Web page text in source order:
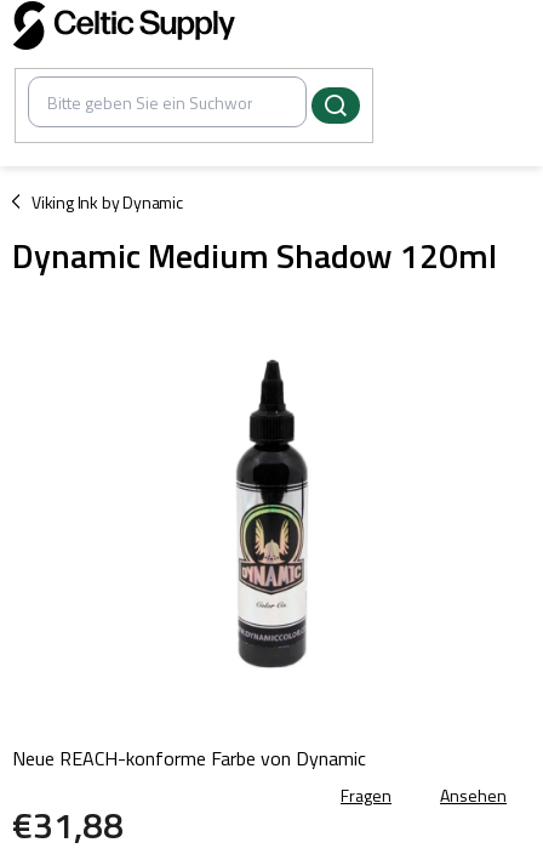
Zum
Inhalt
springen
Viking Ink by Dynamic
/
Dynamic Medium Shadow 120ml
€31,88
Neue REACH-konforme Farbe von Dynamic
Fragen Ansehen